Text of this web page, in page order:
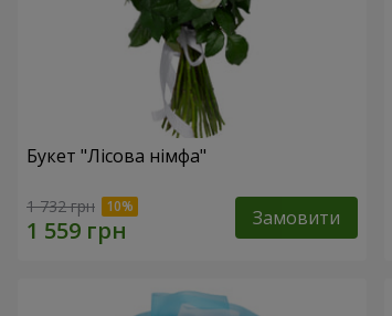
Букет "Лісова німфа"
1 732 грн Замовити